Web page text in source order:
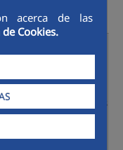
acerca de las
Cookies.
Oficinas
Av.De los Pantanos
- 06740 Badajoz
de Atención al